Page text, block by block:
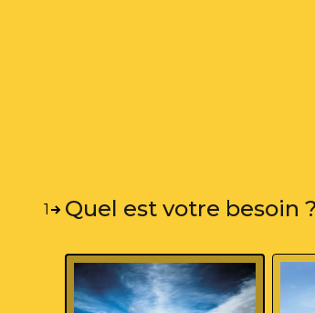
1 Quel est votre besoin ?